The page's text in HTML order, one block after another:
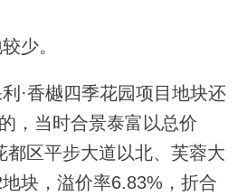
少。
·香樾四季花园项目地块还
，当时合景泰富以总价
都区平步大道以北、芙蓉大
块，溢价率6.83%，折合